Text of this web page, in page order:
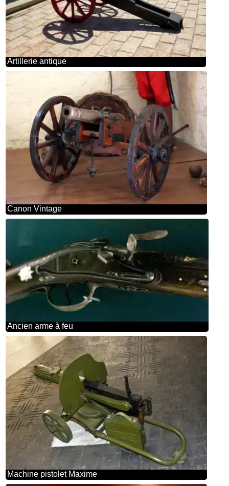
Artillerie antique
Canon Vintage
Ancien arme à feu
Machine pistolet Maxime